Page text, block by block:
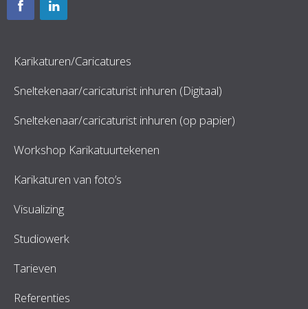
Karikaturen/Caricatures
Sneltekenaar/caricaturist inhuren (Digitaal)
Sneltekenaar/caricaturist inhuren (op papier)
Workshop Karikatuurtekenen
Karikaturen van foto’s
Visualizing
Studiowerk
Tarieven
Referenties